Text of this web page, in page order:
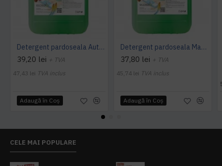
Detergent pardoseala Automat premium AQAS
39,20 lei + TVA
47,43 lei TVA inclus
Adaugă în Coş
Detergent pardoseala Manual premium 5L Canistra AQAS
37,80 lei + TVA
45,74 lei TVA inclus
Adaugă în Coş
CELE MAI POPULARE